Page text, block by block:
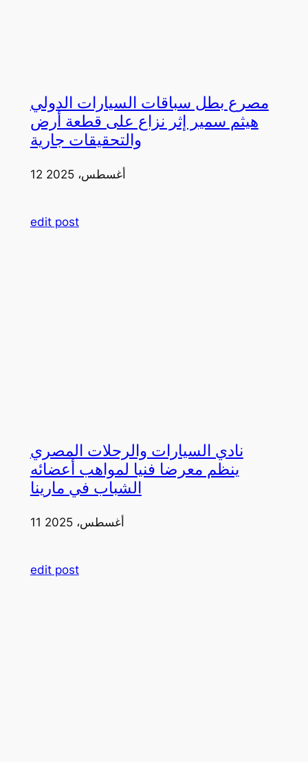
مصرع بطل سباقات السيارات الدولي
هيثم سمير إثر نزاع على قطعة أرض
والتحقيقات جارية
12 أغسطس، 2025
edit post
نادي السيارات والرحلات المصري
ينظم معرضا فنيا لمواهب أعضائه
الشباب في مارينا
11 أغسطس، 2025
edit post